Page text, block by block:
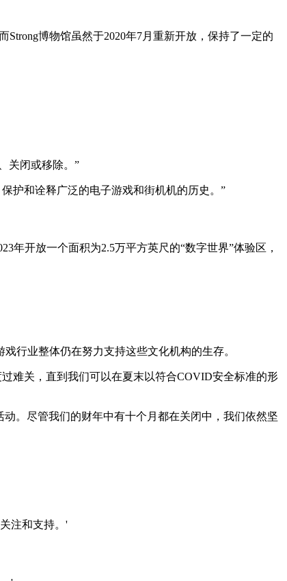
Strong博物馆虽然于2020年7月重新开放，保持了一定的
关闭或移除。”
护和诠释广泛的电子游戏和街机机的历史。”
年开放一个面积为2.5万平方英尺的“数字世界”体验区，
行业整体仍在努力支持这些文化机构的生存。
难关，直到我们可以在夏末以符合COVID安全标准的形
动。尽管我们的财年中有十个月都在关闭中，我们依然坚
注和支持。'